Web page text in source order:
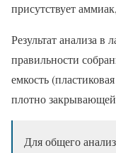
присутствует
Результат анализа в
правильности
емкость
плотно
Для общего